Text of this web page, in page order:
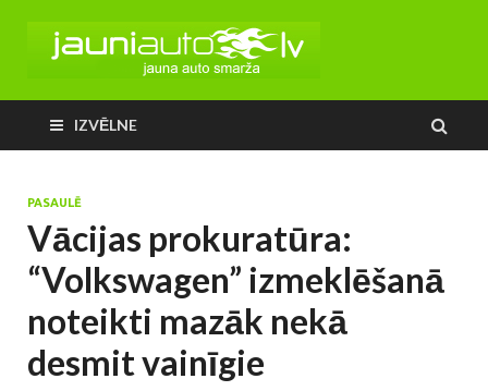
IZVĒLNE
PASAULĒ
Vācijas prokuratūra:
“Volkswagen” izmeklēšanā
noteikti mazāk nekā
desmit vainīgie